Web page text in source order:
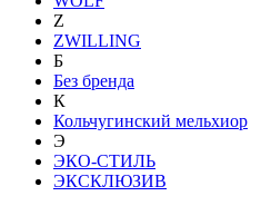
Z
ZWILLING
Б
Без бренда
К
Кольчугинский мельхиор
Э
ЭКО-СТИЛЬ
ЭКСКЛЮЗИВ